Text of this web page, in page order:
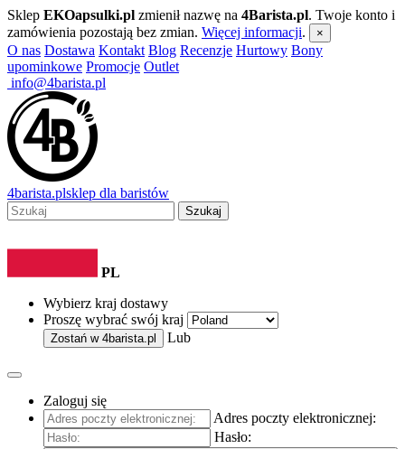
Sklep EKOapsulki.pl zmienił nazwę na 4Barista.pl. Twoje konto i
zamówienia pozostają bez zmian. Więcej informacji. ×
O nas Dostawa Kontakt Blog Recenzje Hurtowy Bony
upominkowe Promocje Outlet
info@4barista.pl
4barista.plsklep dla baristów
Szukaj
PL
Wybierz kraj dostawy
Proszę wybrać swój kraj
Zostań w 4barista.pl Lub
Zaloguj się
Adres poczty elektronicznej:
Hasło: